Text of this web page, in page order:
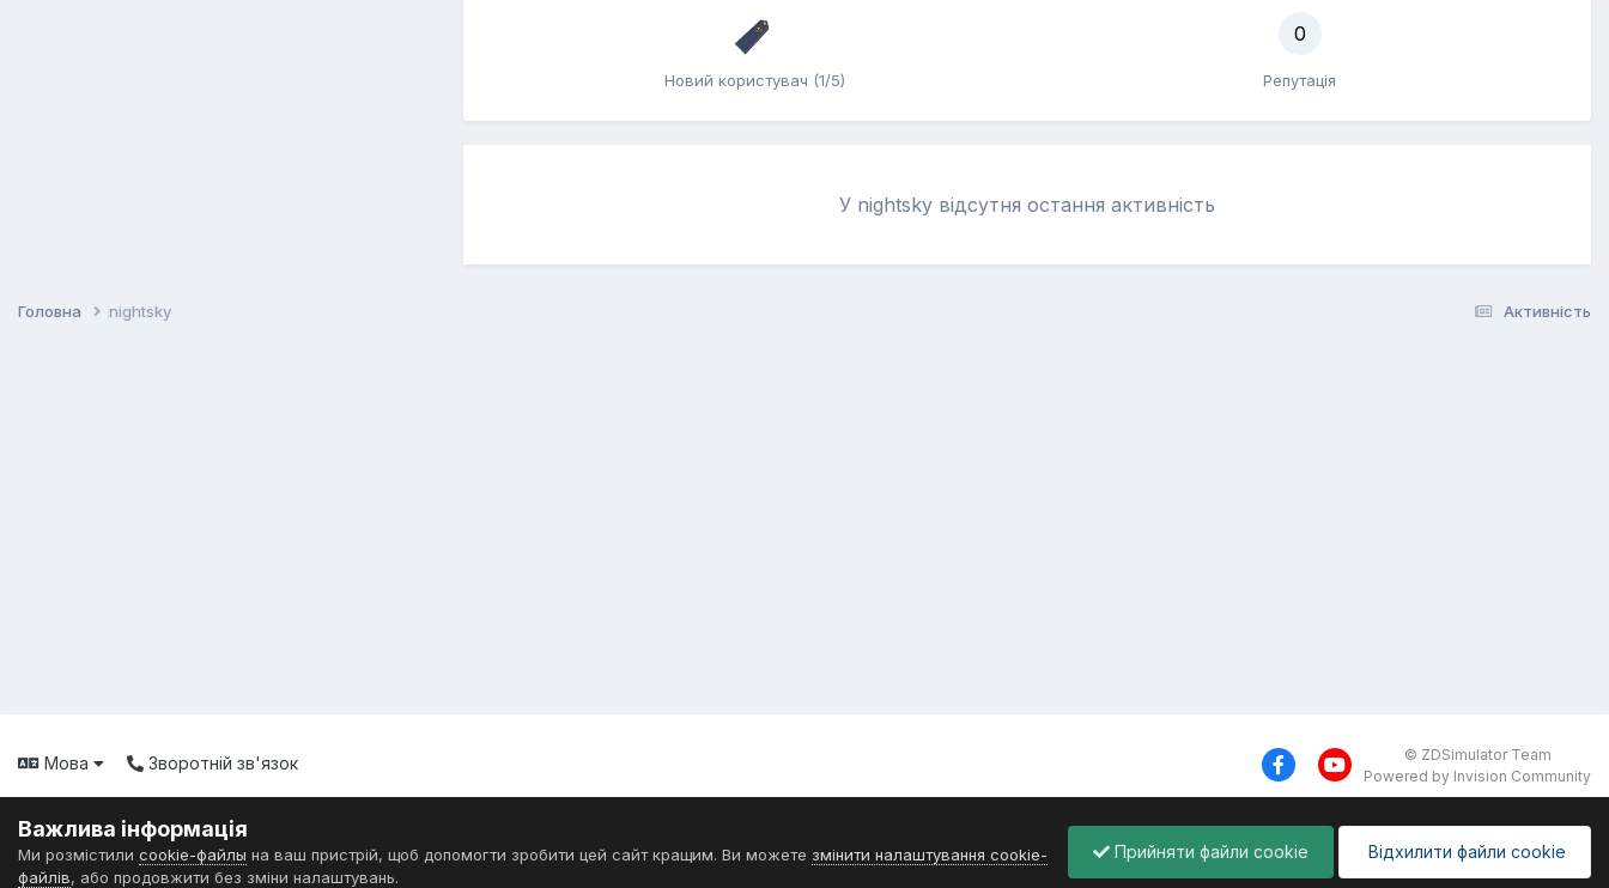
Новий користувач (1/5)
0
Репутація
У nightsky відсутня остання активність
Активність
Головна nightsky
Мова Зворотній зв'язок
© ZDSimulator Team
Powered by Invision Community
Важлива інформація
Ми розмістили cookie-файлы на ваш пристрій, щоб допомогти зробити цей сайт кращим. Ви можете змінити налаштування cookie-
файлів, або продовжити без зміни налаштувань.
Прийняти файли cookie Відхилити файли cookie